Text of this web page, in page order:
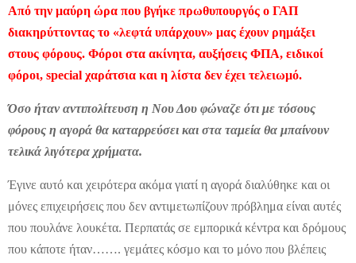
Από την μαύρη ώρα που βγήκε πρωθυπουργός ο ΓΑΠ
διακηρύττοντας το «λεφτά υπάρχουν» μας έχουν ρημάξει
στους φόρους. Φόροι στα ακίνητα, αυξήσεις ΦΠΑ, ειδικοί
φόροι, special χαράτσια και η λίστα δεν έχει τελειωμό.
Όσο ήταν αντιπολίτευση η Νου Δου φώναζε ότι με τόσους
φόρους η αγορά θα καταρρεύσει και στα ταμεία θα μπαίνουν
τελικά λιγότερα χρήματα.
Έγινε αυτό και χειρότερα ακόμα γιατί η αγορά διαλύθηκε και οι
μόνες επιχειρήσεις που δεν αντιμετωπίζουν πρόβλημα είναι αυτές
που πουλάνε λουκέτα. Περπατάς σε εμπορικά κέντρα και δρόμους
που κάποτε ήταν……. γεμάτες κόσμο και το μόνο που βλέπεις